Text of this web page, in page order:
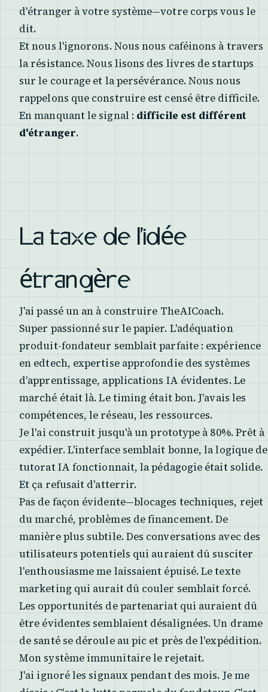
d'étranger à votre système—votre corps vous le
dit.
Et nous l'ignorons. Nous nous caféinons à travers
la résistance. Nous lisons des livres de startups
sur le courage et la persévérance. Nous nous
rappelons que construire est censé être difficile.
En manquant le signal : difficile est différent
d'étranger.
La taxe de l'idée
étrangère
J'ai passé un an à construire TheAICoach.
Super passionné sur le papier. L'adéquation
produit-fondateur semblait parfaite : expérience
en edtech, expertise approfondie des systèmes
d'apprentissage, applications IA évidentes. Le
marché était là. Le timing était bon. J'avais les
compétences, le réseau, les ressources.
Je l'ai construit jusqu'à un prototype à 80%. Prêt à
expédier. L'interface semblait bonne, la logique de
tutorat IA fonctionnait, la pédagogie était solide.
Et ça refusait d'atterrir.
Pas de façon évidente—blocages techniques, rejet
du marché, problèmes de financement. De
manière plus subtile. Des conversations avec des
utilisateurs potentiels qui auraient dû susciter
l'enthousiasme me laissaient épuisé. Le texte
marketing qui aurait dû couler semblait forcé.
Les opportunités de partenariat qui auraient dû
être évidentes semblaient désalignées. Un drame
de santé se déroule au pic et près de l'expédition.
Mon système immunitaire le rejetait.
J'ai ignoré les signaux pendant des mois. Je me